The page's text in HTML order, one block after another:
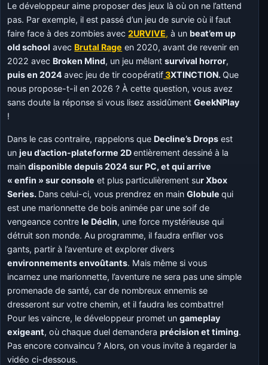
Le développeur aime proposer des jeux là où on ne l’attend
pas. Par exemple, il est passé d’un jeu de survie où il faut
faire face à des zombies avec2URVIVE, à un beat’em up
old school avecBrutal Rage en 2020, avant de revenir en
2022 avec Broken Mind, un jeu mêlantsurvival horror,
puis en 2024avec jeu de tir coopératif3XTINCTION. Que
nous propose-t-il en 2026 ? À cette question, vous avez
sans doute la réponse si vous lisez assidûmentGeekNPlay
!
Dans le cas contraire, rappelons que Decline’s Drops est
unjeu d’action-plateforme 2Dentièrement dessiné à la
maindisponible depuis 2024 sur PC, et qui arrive
« enfin » sur console et plus particulièrement sur Xbox
Series. Dans celui-ci, vous prendrez en mainGlobulequi
est une marionnette de bois animée par une soif de
vengeance contrele Déclin, une force mystérieuse qui
détruit son monde. Au programme, il faudra enfiler vos
gants, partir à l’aventure et explorer divers
environnements envoûtants. Mais même si vous
incarnez une marionnette, l’aventure ne sera pas une simple
promenade de santé, car de nombreux ennemis se
dresseront sur votre chemin, et il faudra les combattre!
Pour les vaincre, le développeur promet ungameplay
exigeant, où chaque duel demanderaprécision et timing.
Pas encore convaincu ? Alors, on vous invite à regarder la
vidéo ci-dessous.